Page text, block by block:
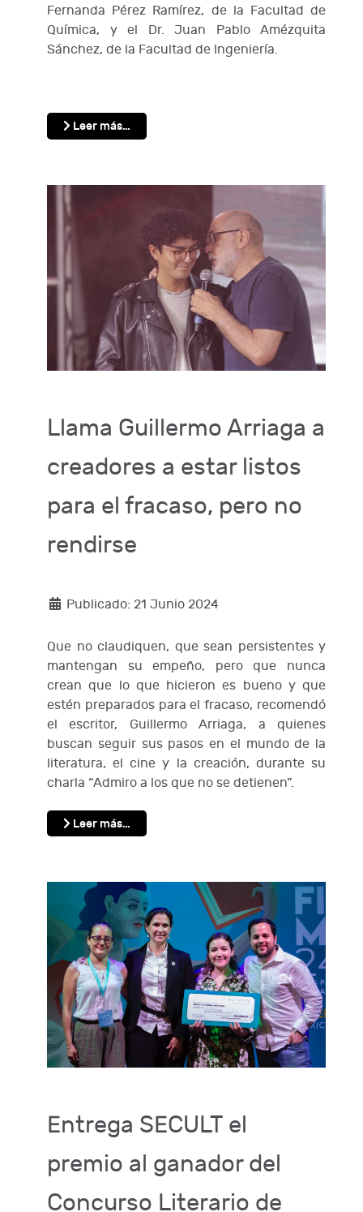
Fernanda Pérez Ramírez, de la Facultad de
Química, y el Dr. Juan Pablo Amézquita
Sánchez, de la Facultad de Ingeniería.
Leer más…
Llama Guillermo Arriaga a
creadores a estar listos
para el fracaso, pero no
rendirse
Publicado: 21 Junio 2024
Que no claudiquen, que sean persistentes y
mantengan su empeño, pero que nunca
crean que lo que hicieron es bueno y que
estén preparados para el fracaso, recomendó
el escritor, Guillermo Arriaga, a quienes
buscan seguir sus pasos en el mundo de la
literatura, el cine y la creación, durante su
charla “Admiro a los que no se detienen”.
Leer más…
Entrega SECULT el
premio al ganador del
Concurso Literario de